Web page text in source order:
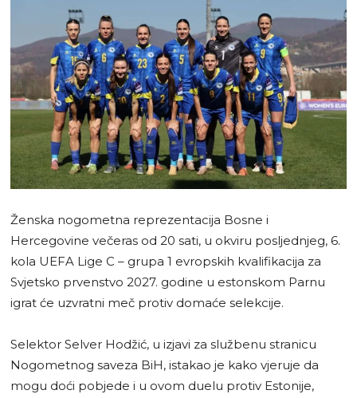
Ženska nogometna reprezentacija Bosne i
Hercegovine večeras od 20 sati, u okviru posljednjeg, 6.
kola UEFA Lige C – grupa 1 evropskih kvalifikacija za
Svjetsko prvenstvo 2027. godine u estonskom Parnu
igrat će uzvratni meč protiv domaće selekcije.
Selektor Selver Hodžić, u izjavi za službenu stranicu
Nogometnog saveza BiH, istakao je kako vjeruje da
mogu doći pobjede i u ovom duelu protiv Estonije,